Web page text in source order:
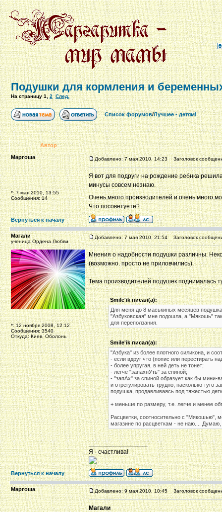
Подушки для кормления и
На страницу1,2 След.
Список форумов/Лучшее - детям!
Автор
Маргоша
*: 7 мая 2010, 13:55
Сообщения: 14
Добавлено: 7 мая 2010, 14:23 Заголовок
Я вот для подруги на рождение ребнка
минусы совсем незнаю.
Очень много производителей и очень много
Что посоветуете?
Вернуться к началу
Магали
ученица Ордена Любви
*: 12 ноября 2008, 12:12
Сообщения: 3540
Откуда: Киев, Оболонь
Добавлено: 7 мая 2010, 21:54 Заголовок
Мнения о надобности подушки различны.
(возможно. просто не приловчились).
Тема производителей подушек поднималась
Smile'ik писал(а):
Для меня до 8 маськиных месяцев
"Азбуковская" мне подошла, а "Мякошь"
для переползания.
Smile'ik писал(а):
"Азбука" из более плотного силикона, и
- если вдруг что (попис или перестирать
- более упругая, в ней деть не тонет;
- легче "запахнУть" за спиной;
- "запАх" за спиной образует как бы мини-
и отрегулировать трудно, насколько туго
подушка, продавливаясь под тяжестью
+ меньше по размеру, т.е. легче и менее
Расцветки, соотносительно с "Мякошью",
магазине по расцветкам - не наю....
_________________
Я - счастлива!
Вернуться к началу
Маргоша Добавлено: 9 мая 2010, 10:45 Заголовок
Магали